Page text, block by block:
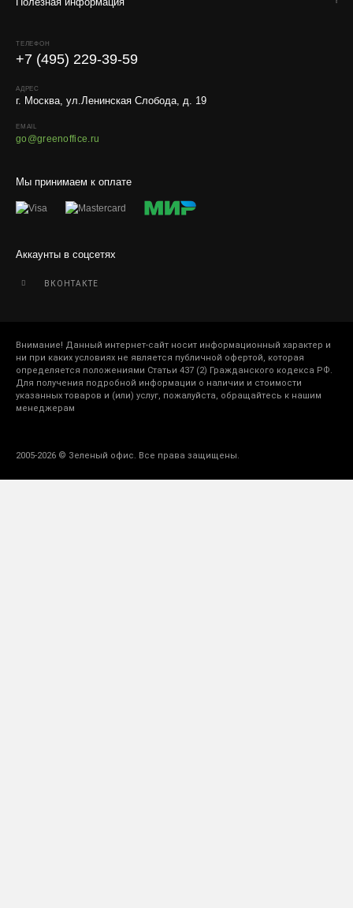
Мы принимаем к оплате
Аккаунты в соцсетях
ВКОНТАКТЕ
ТЕЛЕФОН
+7 (495) 229-39-59
АДРЕС
г. Москва, ул.Ленинская Слобода, д. 19
EMAIL
go@greenoffice.ru
Внимание! Данный интернет-сайт носит информационный характер и
ни при каких условиях не является публичной офертой, которая
определяется положениями Статьи 437 (2) Гражданского кодекса РФ.
Для получения подробной информации о наличии и стоимости
указанных товаров и (или) услуг, пожалуйста, обращайтесь к нашим
менеджерам
2005-2026 © Зеленый офис. Все права защищены.